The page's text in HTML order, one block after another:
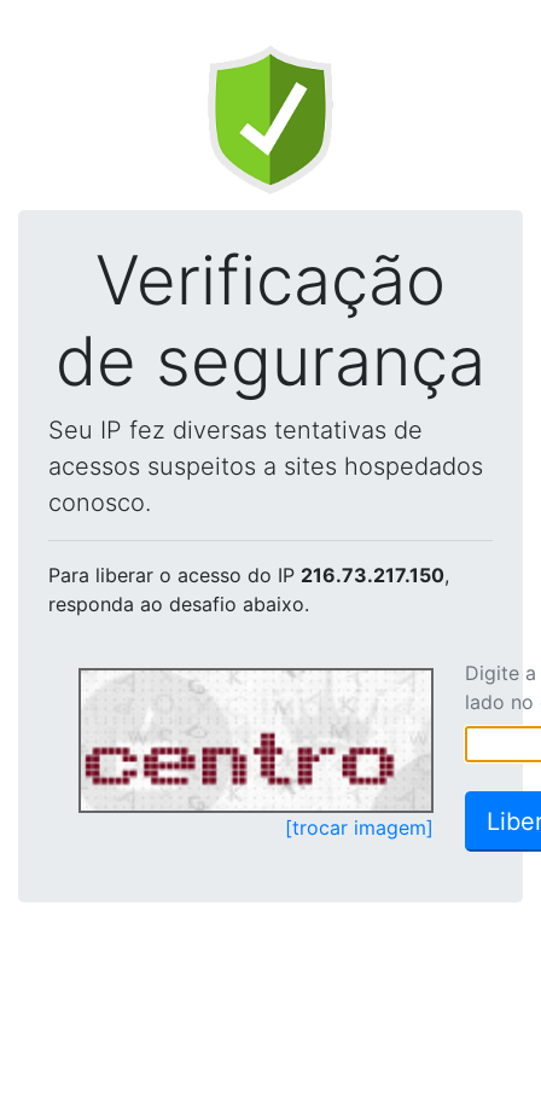
Verificação
de segurança
Seu IP fez diversas tentativas de
acessos suspeitos a sites hospedados
conosco.
Para liberar o acesso do IP 216.73.217.150,
responda ao desafio abaixo.
[trocar imagem]
Digite
lado no